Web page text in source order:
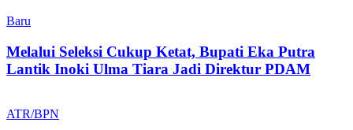
Baru
Melalui Seleksi Cukup Ketat, Bupati Eka Putra
Lantik Inoki Ulma Tiara Jadi Direktur PDAM
ATR/BPN